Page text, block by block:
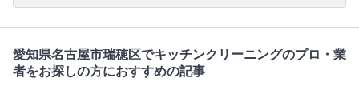
愛知県名古屋市瑞穂区でキッチンクリーニングのプロ・業
者をお探しの方におすすめの記事